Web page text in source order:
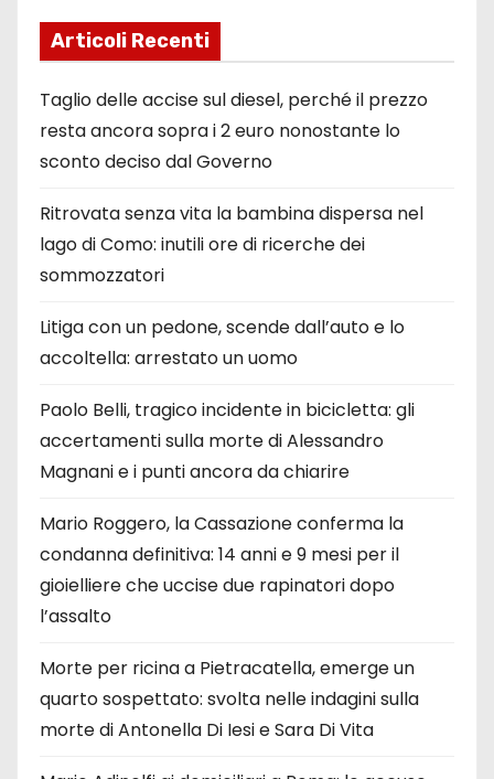
Articoli Recenti
Taglio delle accise sul diesel, perché il prezzo
resta ancora sopra i 2 euro nonostante lo
sconto deciso dal Governo
Ritrovata senza vita la bambina dispersa nel
lago di Como: inutili ore di ricerche dei
sommozzatori
Litiga con un pedone, scende dall’auto e lo
accoltella: arrestato un uomo
Paolo Belli, tragico incidente in bicicletta: gli
accertamenti sulla morte di Alessandro
Magnani e i punti ancora da chiarire
Mario Roggero, la Cassazione conferma la
condanna definitiva: 14 anni e 9 mesi per il
gioielliere che uccise due rapinatori dopo
l’assalto
Morte per ricina a Pietracatella, emerge un
quarto sospettato: svolta nelle indagini sulla
morte di Antonella Di Iesi e Sara Di Vita